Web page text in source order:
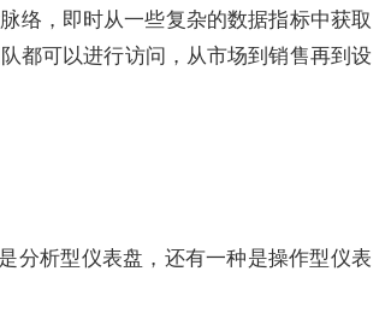
络，即时从一些复杂的数据指标中获取
都可以进行访问，从市场到销售再到设
分析型仪表盘，还有一种是操作型仪表